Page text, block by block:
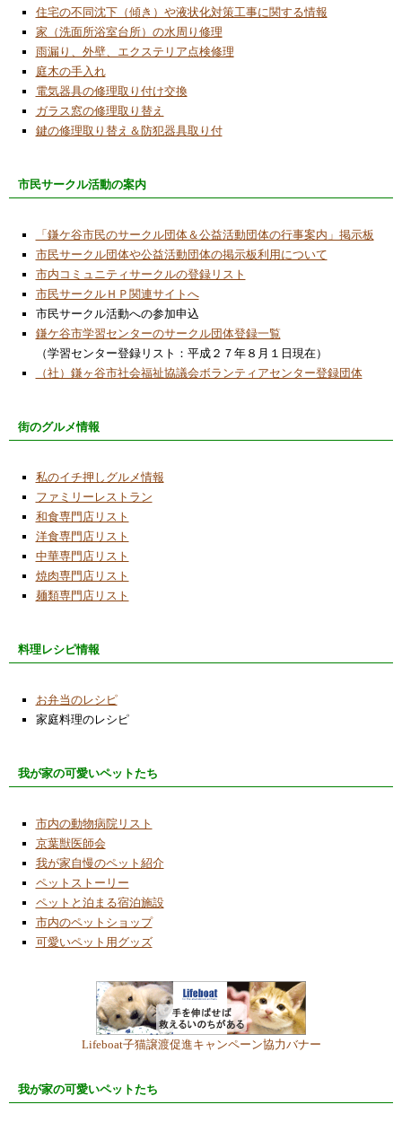
住宅の不同沈下（傾き）や液状化対策工事に関する情報
家（洗面所浴室台所）の水周り修理
雨漏り、外壁、エクステリア点検修理
庭木の手入れ
電気器具の修理取り付け交換
ガラス窓の修理取り替え
鍵の修理取り替え＆防犯器具取り付
市民サークル活動の案内
「鎌ケ谷市民のサークル団体＆公益活動団体の行事案内」掲示板
市民サークル団体や公益活動団体の掲示板利用について
市内コミュニティサークルの登録リスト
市民サークルＨＰ関連サイトへ
市民サークル活動への参加申込
鎌ケ谷市学習センターのサークル団体登録一覧
（学習センター登録リスト：平成２７年８月１日現在）
（社）鎌ヶ谷市社会福祉協議会ボランティアセンター登録団体
街のグルメ情報
私のイチ押しグルメ情報
ファミリーレストラン
和食専門店リスト
洋食専門店リスト
中華専門店リスト
焼肉専門店リスト
麺類専門店リスト
料理レシピ情報
お弁当のレシピ
家庭料理のレシピ
我が家の可愛いペットたち
市内の動物病院リスト
京葉獣医師会
我が家自慢のペット紹介
ペットストーリー
ペットと泊まる宿泊施設
市内のペットショップ
可愛いペット用グッズ
Lifeboat子猫譲渡促進キャンペーン協力バナー
我が家の可愛いペットたち